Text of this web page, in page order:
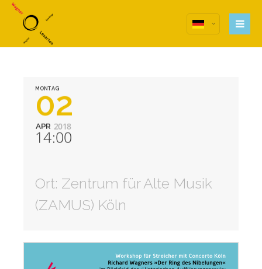
Anmelden
Anmeldung zum
Benutzername
Passwort
MONTAG
02
APR 2018
14:00
Ort: Zentrum für Alte Musik
(ZAMUS) Köln